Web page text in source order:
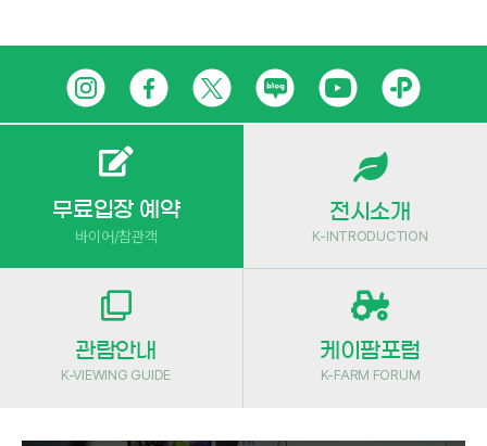
인
스
타
그
램
페
이
스
북
트
위
네
이
유
튜
브
카
카
오
톡
플
러
스
친
무료입장 예약
바이어/참관객
전시소개
K-INTRODUCTION
관람안내
K-VIEWING GUIDE
케이팜포럼
K-FARM FORUM